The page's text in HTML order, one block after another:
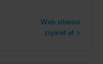
Web sitesini
ziyaret et